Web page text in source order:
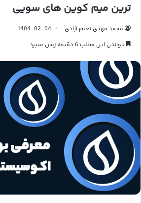
ترین میم کوین های سویی
محمد مهدی نعیم آبادی
1404-02-04
خواندن این مطلب 6 دقیقه زمان میبرد